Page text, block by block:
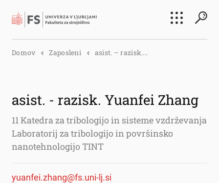
Išči
Domov Zaposleni asist. – razisk....
asist. - razisk. Yuanfei Zhang
11 Katedra za tribologijo in sisteme vzdrževanja
Laboratorij za tribologijo in površinsko
nanotehnologijo TINT
yuanfei.zhang@fs.uni-lj.si